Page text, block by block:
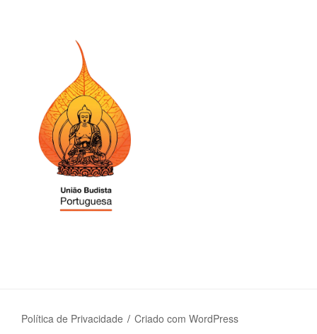
Política de Privacidade Criado com WordPress